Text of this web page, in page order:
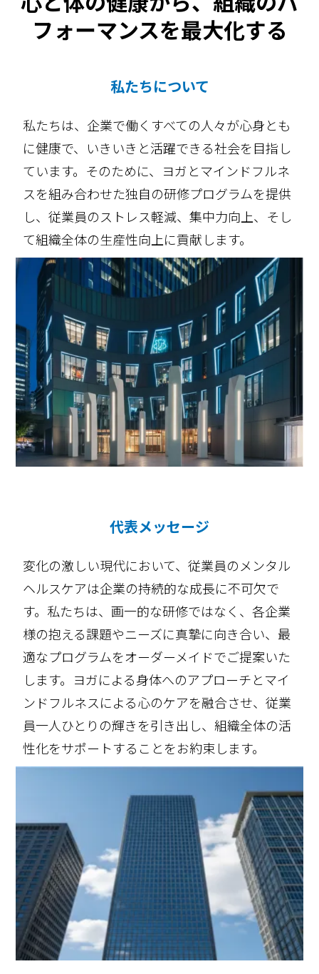
フォーマンスを最大化する
私たちについて
私たちは、企業で働くすべての人々が心身とも
に健康で、いきいきと活躍できる社会を目指し
ています。そのために、ヨガとマインドフルネ
スを組み合わせた独自の研修プログラムを提供
し、従業員のストレス軽減、集中力向上、そし
て組織全体の生産性向上に貢献します。
代表メッセージ
変化の激しい現代において、従業員のメンタル
ヘルスケアは企業の持続的な成長に不可欠で
す。私たちは、画一的な研修ではなく、各企業
様の抱える課題やニーズに真摯に向き合い、最
適なプログラムをオーダーメイドでご提案いた
します。ヨガによる身体へのアプローチとマイ
ンドフルネスによる心のケアを融合させ、従業
員一人ひとりの輝きを引き出し、組織全体の活
性化をサポートすることをお約束します。